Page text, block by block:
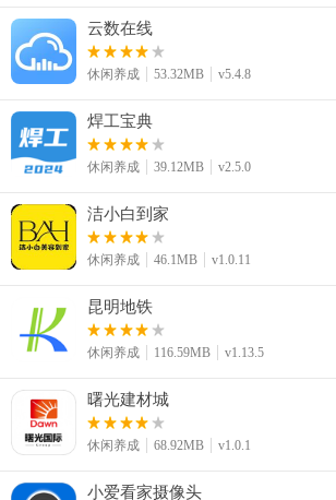
云数在线
休闲养成 53.32MB v5.4.8
焊工宝典
休闲养成 39.12MB v2.5.0
洁小白到家
休闲养成 46.1MB v1.0.11
昆明地铁
休闲养成 116.59MB v1.13.5
曙光建材城
休闲养成 68.92MB v1.0.1
小爱看家摄像头